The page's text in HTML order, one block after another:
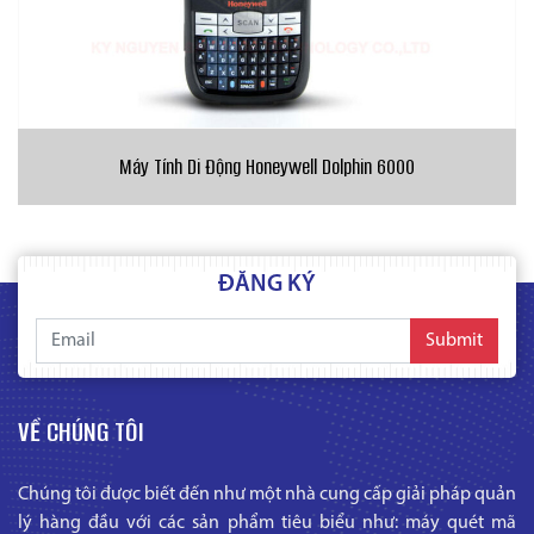
Máy Tính Di Động Honeywell Dolphin 6000
ĐĂNG KÝ
Submit
VỀ CHÚNG TÔI
Chúng tôi được biết đến như một nhà cung cấp giải pháp quản
lý hàng đầu với các sản phẩm tiêu biểu như: máy quét mã